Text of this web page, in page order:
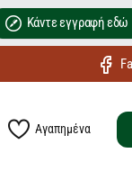
Κάντε εγγραφή εδώ
Αγαπημένα